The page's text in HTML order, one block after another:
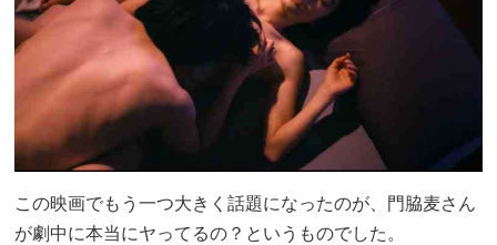
この映画でもう一つ大きく話題になったのが、門脇麦さん
が劇中に本当にヤってるの？というものでした。